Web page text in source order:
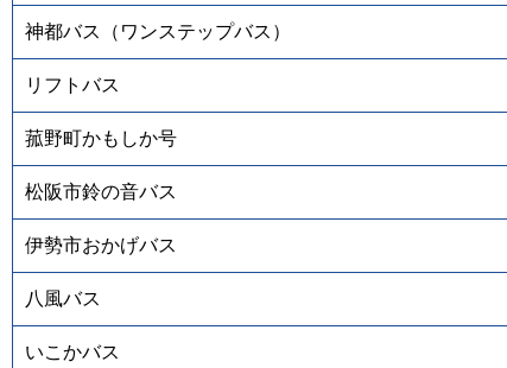
神都バス（ワンステップバス）
リフトバス
菰野町かもしか号
松阪市鈴の音バス
伊勢市おかげバス
八風バス
いこかバス